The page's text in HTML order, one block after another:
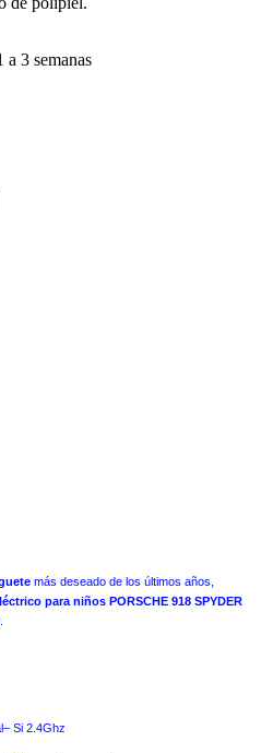
a 3 semanas
más deseado de los últimos años,
para niños PORSCHE 918 SPYDER
Si 2.4Ghz